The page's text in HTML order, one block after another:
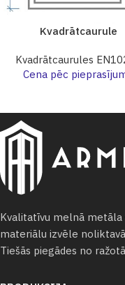
Kvadrātcaurule
Kvadrātcaurules
Cena pēc
Kvalitatīvu melnā
materiālu izvēle
Tiešās piegādes no